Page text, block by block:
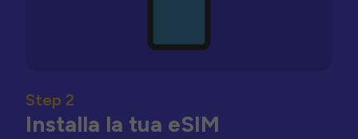
Step 2
Installa la tua eSIM